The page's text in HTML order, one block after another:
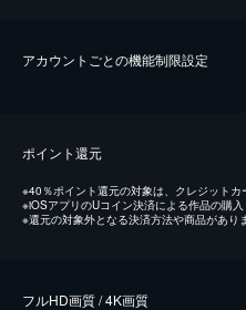
アカウントごとの機能制限設定
ポイント還元
※40％ポイント還元の対象は、クレジットカ
※iOSアプリのUコイン決済による作品の購
※還元の対象外となる決済方法や商品があり
フルHD画質 / 4K画質